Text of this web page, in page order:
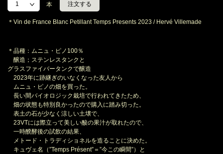
本
＊Vin de France Blanc Petillant Temps Presents 2023 / Hervé Villemade
＊品種：ムニュ・ピノ100％
醸造；ステンレスタンクと
グラスファイバータンクで醸造
2023年に跡継ぎのいなくなった友人から
ムニュ・ピノの畑を買った。
長い間バイオロジック栽培で行われてきたため、
畑の状態も特別良かったので購入に踏み切った。
表土の石が少なく涼しい土壌で、
23VTには際立って美しい酸の果汁が取れたので、
一時醗酵後の試飲の結果、
メトード・トラディショネルを造ることに決めた。
キュヴェ名（”Temps Présent”＝”今この瞬間”）と